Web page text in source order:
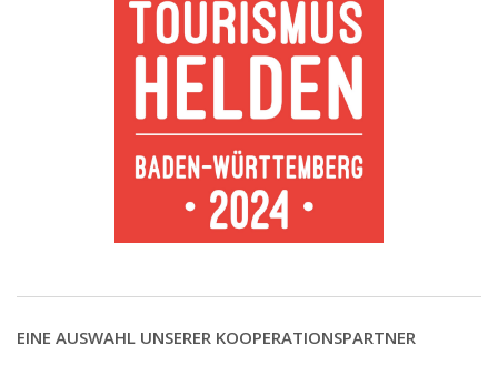
EINE AUSWAHL UNSERER KOOPERATIONSPARTNER